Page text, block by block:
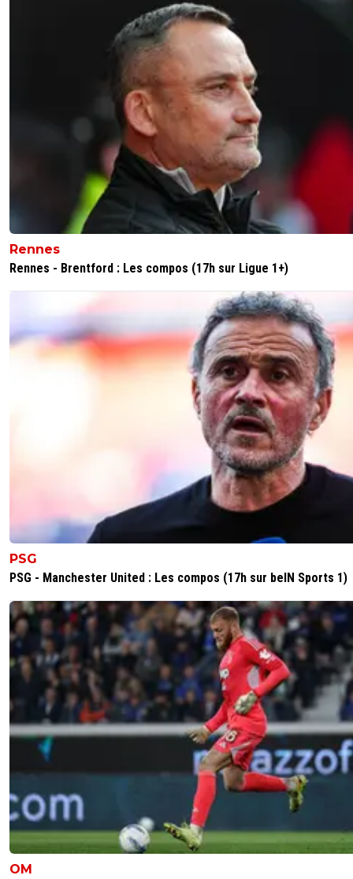
Rennes
Rennes - Brentford : Les compos (17h sur Ligue 1+)
PSG
PSG - Manchester United : Les compos (17h sur beIN Sports 1)
OM